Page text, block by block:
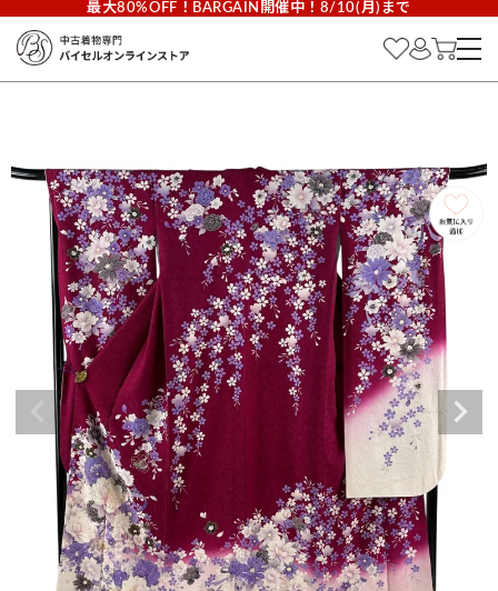
最大80%OFF！BARGAIN開催中！8/10(月)まで